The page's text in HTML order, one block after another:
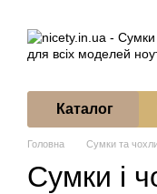
Каталог
Головна Сумки та
Сумки і